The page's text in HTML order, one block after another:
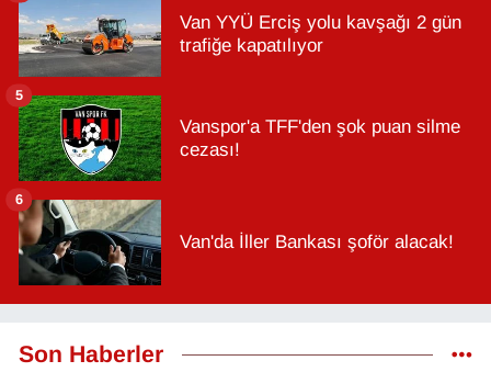
Van YYÜ Erciş yolu kavşağı 2 gün
trafiğe kapatılıyor
Vanspor'a TFF'den şok puan silme
cezası!
5
Van'da İller Bankası şoför alacak!
6
Son Haberler